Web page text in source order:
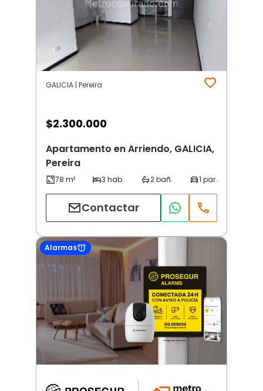
GALICIA | Pereira
$2.300.000
Apartamento en Arriendo, GALICIA,
Pereira
Contactar
Alarmas